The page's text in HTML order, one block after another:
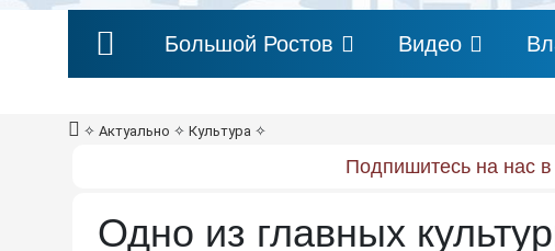
Большой Ростов Видео
✧ Актуально ✧ Культура ✧
Подпишитесь на нас
Одно из главных